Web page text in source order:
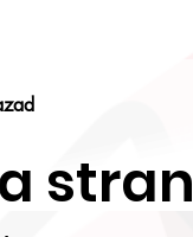
stran